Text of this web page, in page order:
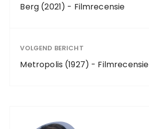
Berg (2021) - Filmrecensie
VOLGEND BERICHT
Metropolis (1927) - Filmrecensie